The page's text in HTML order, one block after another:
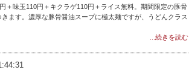
＋味玉110円＋キクラゲ110円＋ライス無料。期間限定の豚骨
ます。濃厚な豚骨醤油スープに極太麺ですが、うどんクラス
...続きを読む